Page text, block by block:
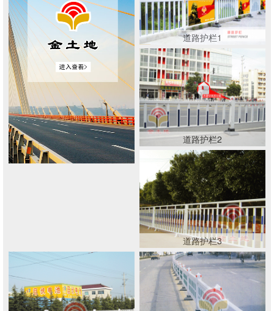
道路护栏1
道路护栏2
道路护栏3